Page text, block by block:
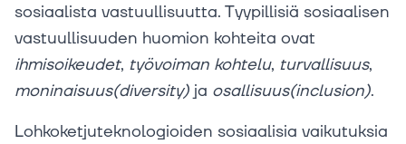
sosiaalista vastuullisuutta. Tyypillisiä sosiaalisen
vastuullisuuden huomion kohteita ovat
ihmisoikeudet, työvoiman kohtelu, turvallisuus,
moninaisuus(diversity)ja osallisuus(inclusion).
Lohkoketjuteknologioiden sosiaalisia vaikutuksia